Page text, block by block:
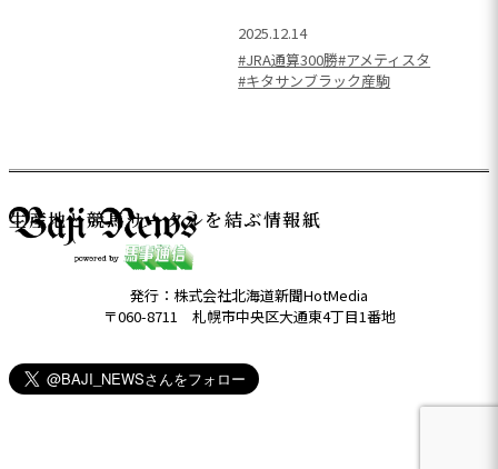
2025.12.14
#JRA通算300勝#アメティスタ
#キタサンブラック産駒
生産地と競馬サークルを結ぶ情報紙
発行：株式会社北海道新聞HotMedia
〒060-8711 札幌市中央区大通東4丁目1番地